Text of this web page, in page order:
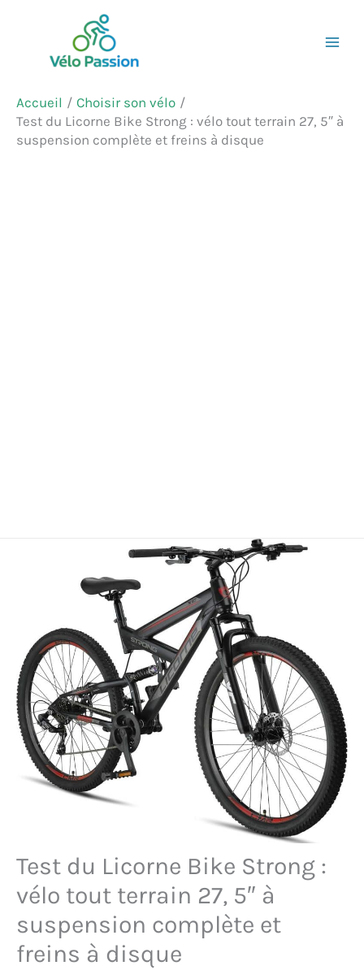
contenu
Accueil
Choisir son vélo
Test du Licorne Bike Strong : vélo tout terrain 27, 5″ à
suspension complète et freins à disque
Test du Licorne Bike Strong :
vélo tout terrain 27, 5″ à
suspension complète et
freins à disque